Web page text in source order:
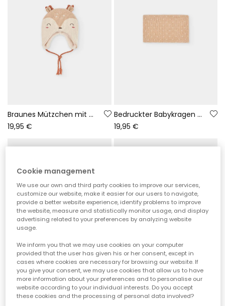
Braunes Mützchen mit Babyrentier-Design
19,95 €
Bedruckter Babykragen mit braunen Punkten
19,95 €
Braune Baby-Fäustlinge mit Punktmuster
Cookie management
We use our own and third party cookies to improve our services,
customize our website, make it easier for our users to navigate,
provide a better website experience, identify problems to improve
the website, measure and statistically monitor usage, and display
advertising related to your preferences by analyzing website
usage.
We inform you that we may use cookies on your computer
provided that the user has given his or her consent, except in
cases where cookies are necessary for browsing our website. If
you give your consent, we may use cookies that allow us to have
more information about your preferences and to personalise our
website according to your individual interests. Do you accept
these cookies and the processing of personal data involved?